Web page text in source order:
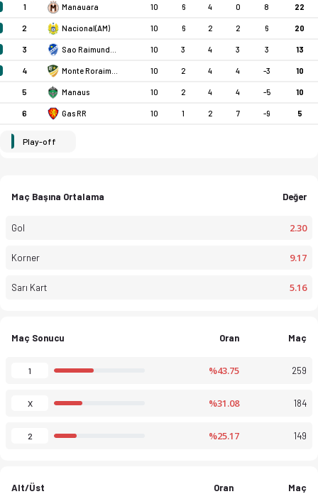
1 Manauara 10 6 4 0 8 22
2 Nacional(AM) 10 6 2 2 6 20
3 10 3 4 3 3 13
4 10 2 4 4 -3 10
5 Manaus 10 2 4 4 -5 10
6 Gas RR 10 1 2 7 -9 5
Play-off
Maç Başına Ortalama Değer
Gol 2.30
Korner 9.17
Sarı Kart 5.16
Maç Sonucu Oran Maç
1 %43.75 259
X %31.08 184
2 %25.17 149
Alt/Üst Oran Maç